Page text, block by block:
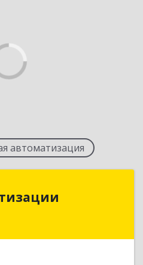
автоматизация
Протвино г, Ленина